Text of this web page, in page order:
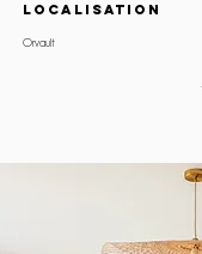
LOCALISATION
Orvault